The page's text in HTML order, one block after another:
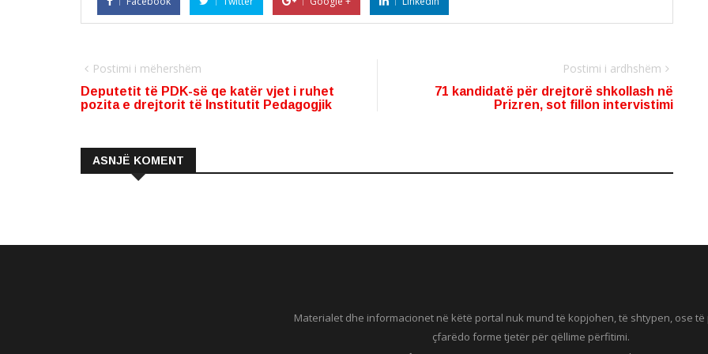
Postimi i mëhershëm
Deputetit të PDK-së qe katër vjet i ruhet
pozita e drejtorit të Institutit Pedagogjik
Postimi i ardhshëm
71 kandidatë për drejtorë shkollash në
Prizren, sot fillon intervistimi
ASNJË KOMENT
Materialet dhe informacionet në këtë portal nuk mund të kopjohen, të shtypen, ose
çfarëdo forme tjetër për qëllime përfitimi.